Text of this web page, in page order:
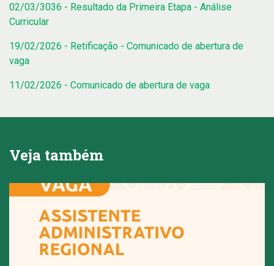
02/03/3036 - Resultado da Primeira Etapa - Análise
Curricular
19/02/2026 - Retificação - Comunicado de abertura de
vaga
11/02/2026 - Comunicado de abertura de vaga
Veja também